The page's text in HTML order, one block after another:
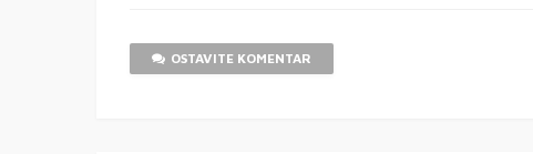
OSTAVITE KOMENTAR